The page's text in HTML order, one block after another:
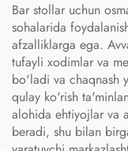
Bar stollar uchun
sohalarida
afzalliklarga ega.
tufayli xodimlar va
bo'ladi va chaqnash
qulay ko'rish
alohida ehtiyojlar va
beradi, shu bilan